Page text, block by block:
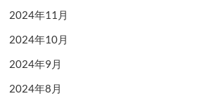
2024年11月
2024年10月
2024年9月
2024年8月